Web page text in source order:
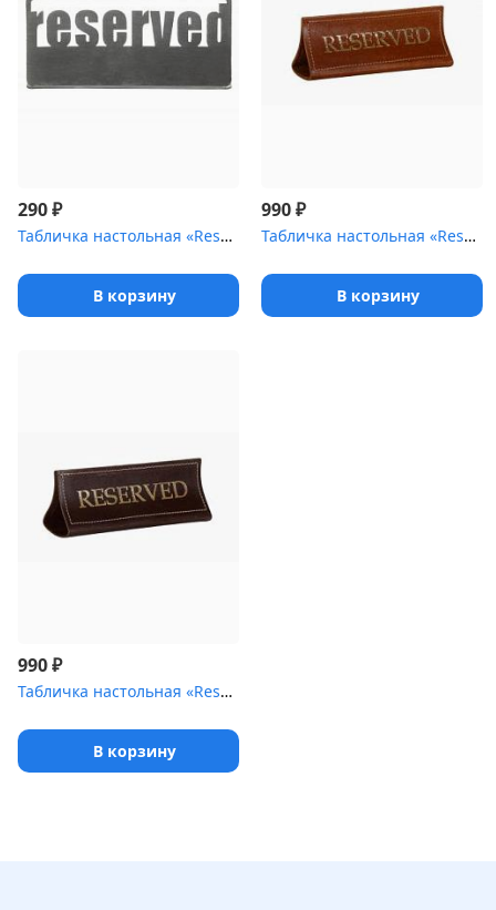
290₽
Табличка настольная «Reserved 1» Luxstahl 140х50 мм
В корзину
990₽
Табличка настольная «Reserved» 180х70 мм
В корзину
990₽
Табличка настольная «Reserved» шора темная
В корзину